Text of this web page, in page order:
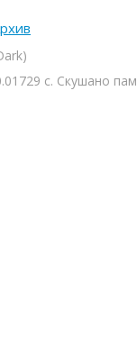
с. Скушано